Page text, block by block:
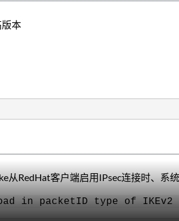
版本
从RedHat客户端启用IPsec连接时、系
in packetID type of